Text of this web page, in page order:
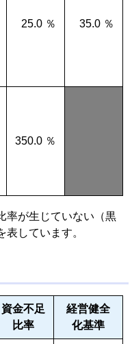
25.0 ％ 35.0 ％
350.0 ％
率が生じていない（黒
表しています。
資金不足
比率
経営健全
化基準